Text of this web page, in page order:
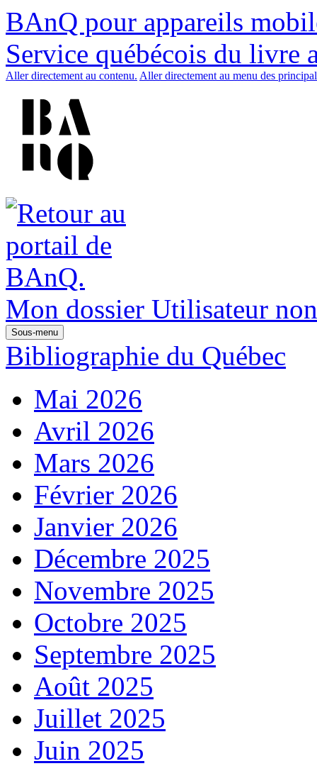
BAnQ pour appareils
Service québécois du livre
Aller directement au contenu. Aller directement au menu des
Mon dossier Utilisateur
Sous-menu
Bibliographie du Québec
Mai 2026
Avril 2026
Mars 2026
Février 2026
Janvier 2026
Décembre 2025
Novembre 2025
Octobre 2025
Septembre 2025
Août 2025
Juillet 2025
Juin 2025